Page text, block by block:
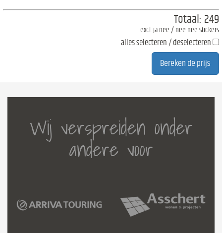
Totaal: 249
excl. ja-nee / nee-nee stickers
alles selecteren / deselecteren
Wij verspreiden onder
andere voor